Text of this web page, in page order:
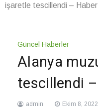
işaretle tescillendi –
Güncel Haberler
Alanya
tescillendi
admin Ekim 8, 2022